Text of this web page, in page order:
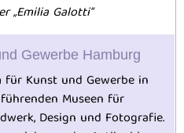
„Emilia Galotti“
Gewerbe Hamburg
für Kunst und Gewerbe in
Museen für
Design und Fotografie.